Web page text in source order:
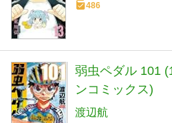
486
弱虫ペダル 101
ンコミックス)
渡辺航